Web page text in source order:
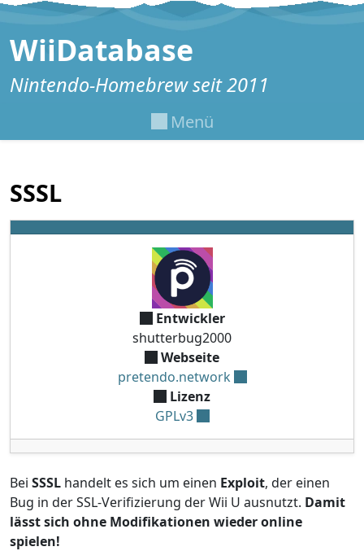
Zum Inhalt springen
WiiDatabase
Nintendo-Homebrew seit 2011
Menü
SSSL
Entwickler
shutterbug2000
Webseite
pretendo.network
Lizenz
GPLv3
Bei SSSL handelt es sich um einen Exploit, der einen
Bug in der SSL-Verifizierung der Wii U ausnutzt. Damit
lässt sich ohne Modifikationen wieder online
spielen!